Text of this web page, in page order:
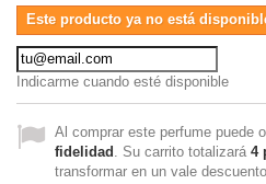
Este producto ya no está
Indicarme cuando esté disponible
Al comprar este perfume puede
fidelidad . Su carrito totalizará 4
transformar en un vale